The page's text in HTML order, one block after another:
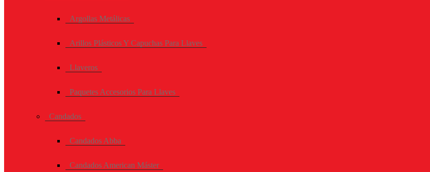
Argollas Metálicas
Arillos Plásticos Y Capuchas Para Llaves
Llaveros
Paquetes Accesorios Para Llaves
Candados
Candados Abba
Candados American Máster